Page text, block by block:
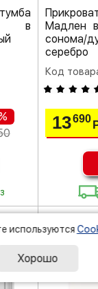
в
Мадлен
серебро
Код
13690
используются
Хорошо